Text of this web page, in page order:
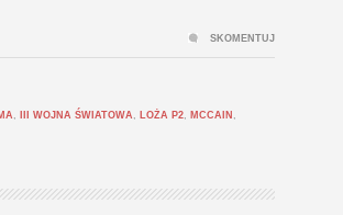
, III WOJNA ŚWIATOWA , LOŻA P2, MCCAIN ,
SKOMENTUJ